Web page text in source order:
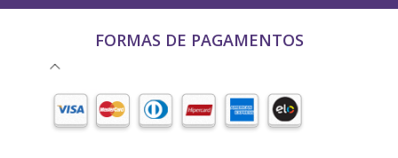
FORMAS DE PAGAMENTOS